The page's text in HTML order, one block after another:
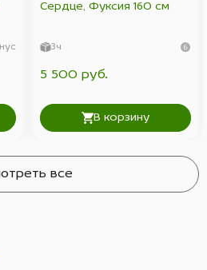
Сердце, Фуксия 160 см
3ч
5 500 руб.
В корзину
все